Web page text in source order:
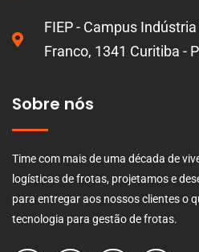
FIEP - Campus
Franco, 1341 Curitiba -
Sobre nós
Time com mais de uma década de
logísticas de frotas, projetamos e
para entregar aos nossos clientes o
tecnologia para gestão de frotas.